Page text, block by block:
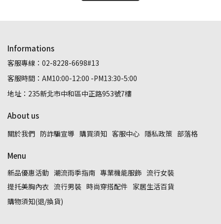
Informations
客服專線：02-8228-6698#13
客服時間：AM10:00-12:00 -PM13:30-5:00
地址：235新北市中和區中正路953號7樓
About us
關於我們 防詐騙宣導 購買須知 客服中心 隱私政策 部落格
Menu
新品優惠活動 潮流雨季指南 專業機能服飾 流行女裝
提托美胸內衣 流行男裝 時尚穿搭配件 家居生活百貨
購物須知(退/換貨)